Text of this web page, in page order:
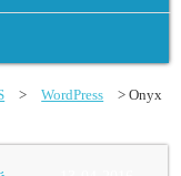
> WordPress
> Onyx